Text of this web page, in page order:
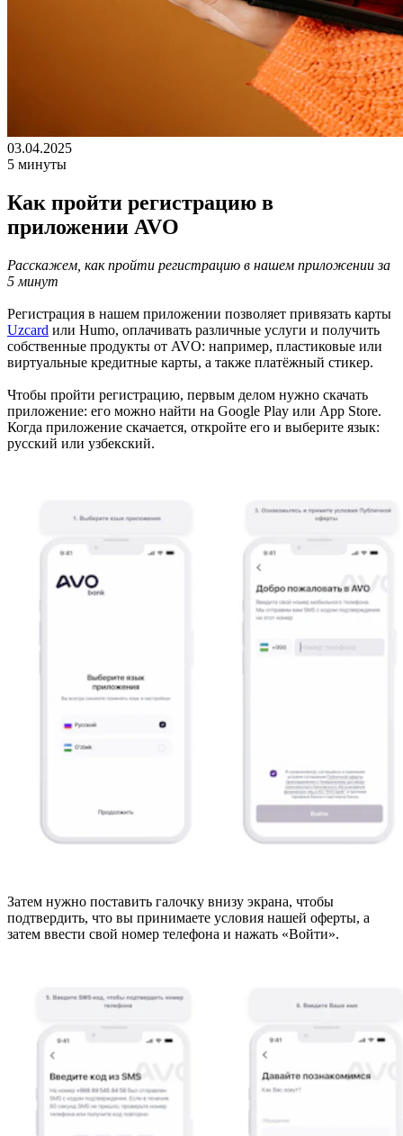
03.04.2025
5 минуты
Как пройти регистрацию в
приложении AVO
Расскажем, как пройти регистрацию в нашем приложении за
5 минут
Регистрация в нашем приложении позволяет привязать карты
Uzcard или Humo, оплачивать различные услуги и получить
собственные продукты от AVO: например, пластиковые или
виртуальные кредитные карты, а также платёжный стикер.
Чтобы пройти регистрацию, первым делом нужно скачать
приложение: его можно найти на Google Play или App Store.
Когда приложение скачается, откройте его и выберите язык:
русский или узбекский.
Затем нужно поставить галочку внизу экрана, чтобы
подтвердить, что вы принимаете условия нашей оферты, а
затем ввести свой номер телефона и нажать «Войти».